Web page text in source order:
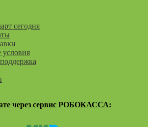
сегодня
условия
через сервис РОБОКАССА: